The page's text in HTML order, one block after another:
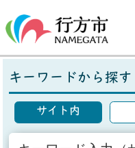
キーワードから探す
サイト内